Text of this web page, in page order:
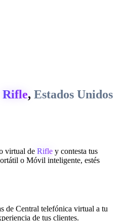
Rifle, Estados Unidos
virtual de Rifle y contesta tus
o Móvil inteligente, estés
de Central telefónica virtual a tu
de tus clientes.